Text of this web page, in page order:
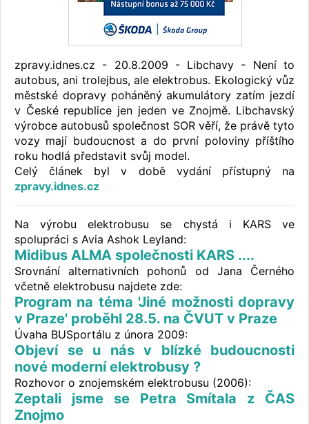
zpravy.idnes.cz - 20.8.2009 - Libchavy - Není to
autobus, ani trolejbus, ale elektrobus. Ekologický vůz
městské dopravy poháněný akumulátory zatím jezdí
v České republice jen jeden ve Znojmě. Libchavský
výrobce autobusů společnost SOR věří, že právě tyto
vozy mají budoucnost a do první poloviny příštího
roku hodlá představit svůj model.
Celý článek byl v době vydání přístupný na
zpravy.idnes.cz
Na výrobu elektrobusu se chystá i KARS ve
spolupráci s Avia Ashok Leyland:
Midibus ALMA společnosti KARS ....
Srovnání alternativních pohonů od Jana Černého
včetně elektrobusu najdete zde:
Program na téma 'Jiné možnosti dopravy
v Praze' proběhl 28.5. na ČVUT v Praze
Úvaha BUSportálu z února 2009:
Objeví se u nás v blízké budoucnosti
nové moderní elektrobusy ?
Rozhovor o znojemském elektrobusu (2006):
Zeptali jsme se Petra Smítala z ČAS
Znojmo